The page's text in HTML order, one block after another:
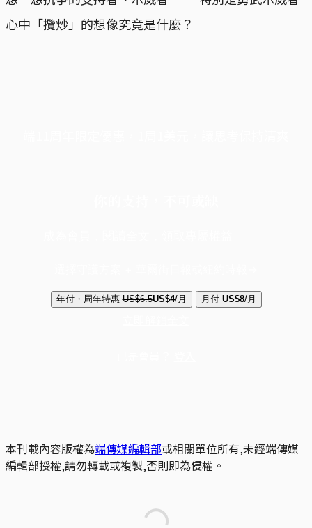
心中「攬炒」的想像究竟是什麼？
年付・周年特惠 US$6.5US$4/月 月付 US$8/月
本刊載內容版權為端傳媒編輯部或相關單位所有,未經端傳媒
編輯部授權,請勿轉載或複製,否則即為侵權。